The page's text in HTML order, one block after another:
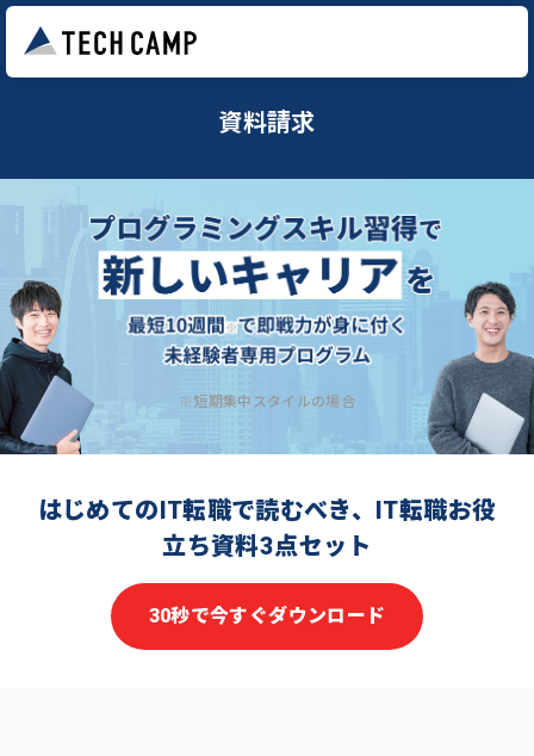
資料請求
※短期集中スタイルの場合
はじめてのIT転職で読むべき、IT転職お役
立ち資料3点セット
30秒で今すぐダウンロード